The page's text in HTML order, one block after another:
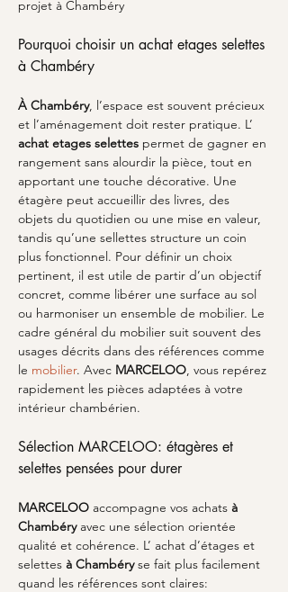
projet à Chambéry
Pourquoi choisir un achat etages selettes
à Chambéry
À Chambéry, l’espace est souvent précieux
et l’aménagement doit rester pratique. L’
achat etages selettes permet de gagner en
rangement sans alourdir la pièce, tout en
apportant une touche décorative. Une
étagère peut accueillir des livres, des
objets du quotidien ou une mise en valeur,
tandis qu’une sellettes structure un coin
plus fonctionnel. Pour définir un choix
pertinent, il est utile de partir d’un objectif
concret, comme libérer une surface au sol
ou harmoniser un ensemble de mobilier. Le
cadre général du mobilier suit souvent des
usages décrits dans des références comme
le mobilier. Avec MARCELOO, vous repérez
rapidement les pièces adaptées à votre
intérieur chambérien.
Sélection MARCELOO: étagères et
selettes pensées pour durer
MARCELOO accompagne vos achats à
Chambéry avec une sélection orientée
qualité et cohérence. L’ achat d’étages et
selettes à Chambéry se fait plus facilement
quand les références sont claires: